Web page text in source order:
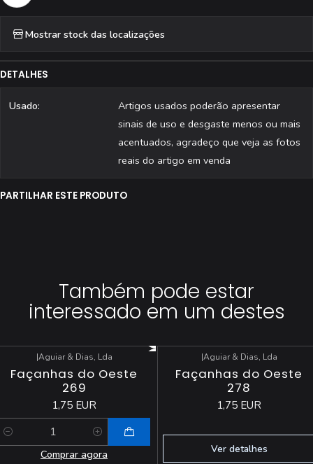
Mostrar stock das localizações
DETALHES
Usado:
Artigos usados poderão apresentar
sinais de uso e desgaste menos ou mais
acentuados, agradeço que veja as fotos
reais do artigo em venda
PARTILHAR ESTE PRODUTO
Também pode estar
interessado em um destes
|Aguiar & Dias, Lda
Façanhas do Oeste
269
1,75 EUR
Comprar agora
Esgotado
|Aguiar & Dias, Lda
Façanhas do Oeste
278
1,75 EUR
Ver detalhes